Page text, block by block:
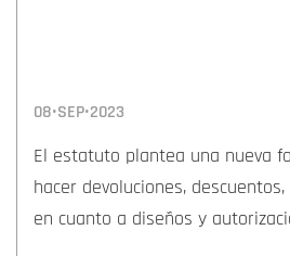
08•SEP•2023
El estatuto plantea una nueva
hacer devoluciones,
en cuanto a diseños y